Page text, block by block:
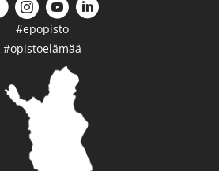
#epopisto
#opistoelämää